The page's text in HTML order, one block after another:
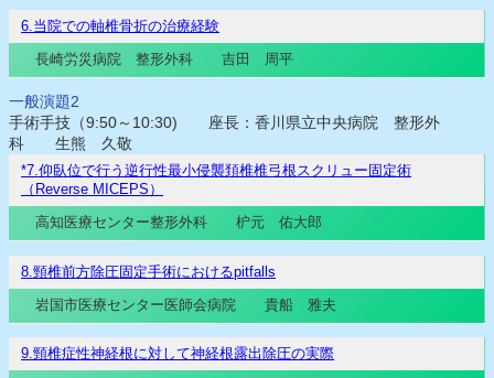
6.当院での軸椎骨折の治療経験
長崎労災病院 整形外科 吉田 周平
一般演題2
手術手技（9:50～10:30) 座長：香川県立中央病院 整形外
科 生熊 久敬
*7.仰臥位で行う逆行性最小侵襲頚椎椎弓根スクリュー固定術
（Reverse MICEPS）
高知医療センター整形外科 枦元 佑大郎
8.頸椎前方除圧固定手術におけるpitfalls
岩国市医療センター医師会病院 貴船 雅夫
9.頸椎症性神経根に対して神経根露出除圧の実際